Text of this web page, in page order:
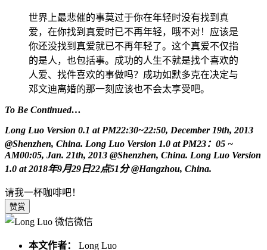
世界上最悲催的事莫过于你在年轻时没有找到真
爱，在你找到真爱时已不再年轻，哦不对！应该是
你还没找到真爱就已不再年轻了。这个真爱不仅指
的是人，也包括事。成功的人生不就是找个喜欢的
人爱、找件喜欢的事做吗？成功如默多克在决定与
邓文迪离婚的那一刻应该也不会太享受吧。
To Be Continued…
Long Luo Version 0.1 at PM22:30~22:50, December 19th, 2013
@Shenzhen, China. Long Luo Version 1.0 at PM23：05 ~
AM00:05, Jan. 21th, 2013 @Shenzhen, China. Long Luo Version
1.0 at 2018年9月29日22点51分@Hangzhou, China.
请我一杯咖啡吧！
赞赏
微信
本文作者： Long Luo